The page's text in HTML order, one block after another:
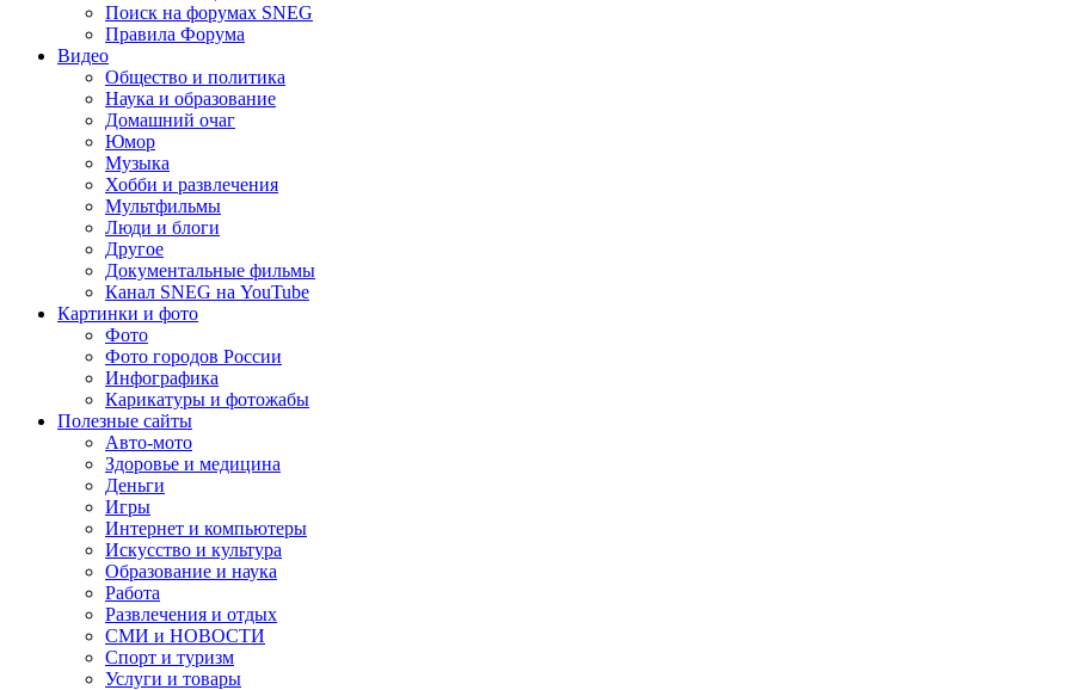
Поиск на форумах SNEG
Правила Форума
Видео
Общество и политика
Наука и образование
Домашний очаг
Юмор
Музыка
Хобби и развлечения
Мультфильмы
Люди и блоги
Другое
Документальные фильмы
Канал SNEG на YouTube
Картинки и фото
Фото
Фото городов России
Инфографика
Карикатуры и фотожабы
Полезные сайты
Авто-мото
Здоровье и медицина
Деньги
Игры
Интернет и компьютеры
Искусство и культура
Образование и наука
Работа
Развлечения и отдых
СМИ и НОВОСТИ
Спорт и туризм
Услуги и товары